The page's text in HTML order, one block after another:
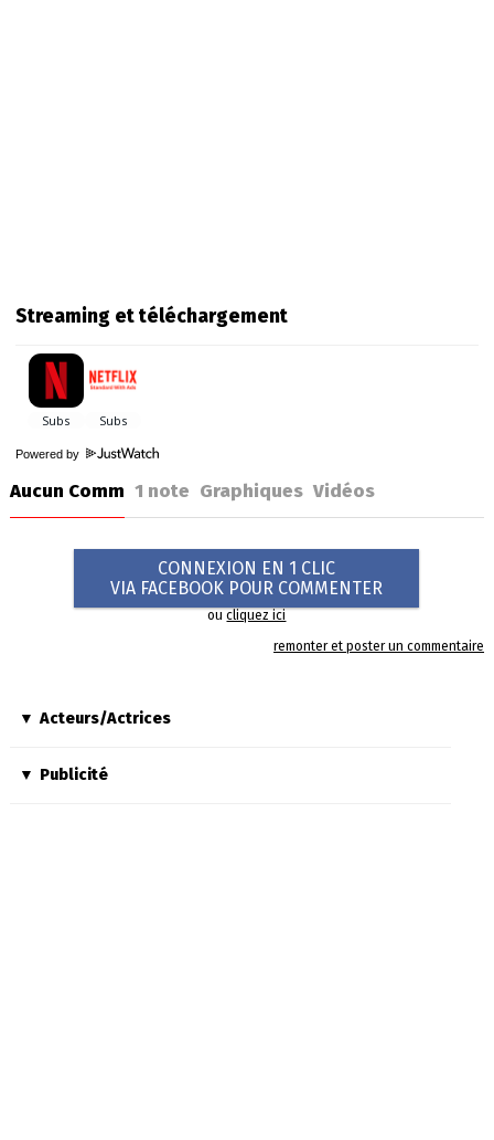
Streaming et téléchargement
Powered by
Aucun Comm 1 note Graphiques Vidéos
CONNEXION EN 1 CLIC
VIA FACEBOOK POUR COMMENTER
oucliquez ici
remonter et poster un commentaire
Acteurs/Actrices
Publicité